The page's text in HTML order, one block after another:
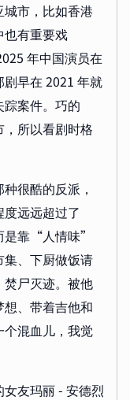
市，比如香港
也有重要戏
年中国演员在
早在 2021 年就
案件。巧的
所以看剧时格
很酷的反派，
远远超过了
是靠“人情味”
、下厨做饭请
尸灭迹。被他
、带着吉他和
混血儿，我觉
友玛丽 - 安德烈